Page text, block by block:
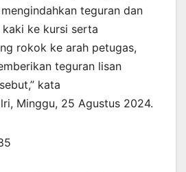
teguran dan
kaki ke kursi serta
rokok ke arah petugas,
teguran lisan
kata
Minggu, 25 Agustus 2024.